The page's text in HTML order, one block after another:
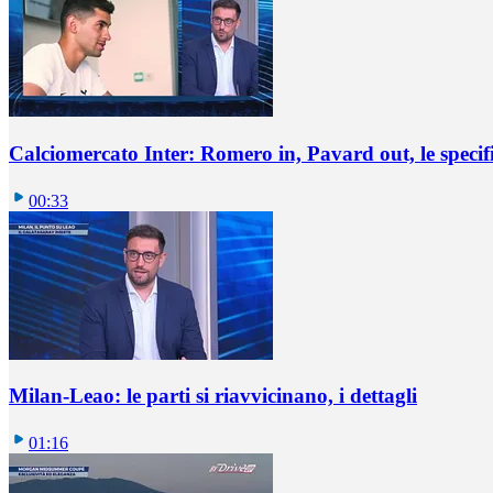
Calciomercato Inter: Romero in, Pavard out, le
00:33
Milan-Leao: le parti si riavvicinano, i dettagli
01:16